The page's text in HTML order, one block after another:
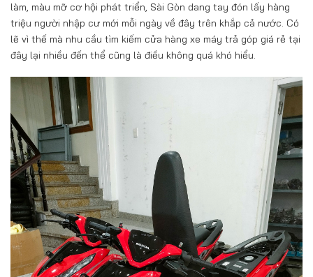
làm, màu mỡ cơ hội phát triển, Sài Gòn dang tay đón lấy hàng
triệu người nhập cư mới mỗi ngày về đây trên khắp cả nước. Có
lẽ vì thế mà nhu cầu tìm kiếm cửa hàng xe máy trả góp giá rẻ tại
đây lại nhiều đến thể cũng là điều không quá khó hiểu.